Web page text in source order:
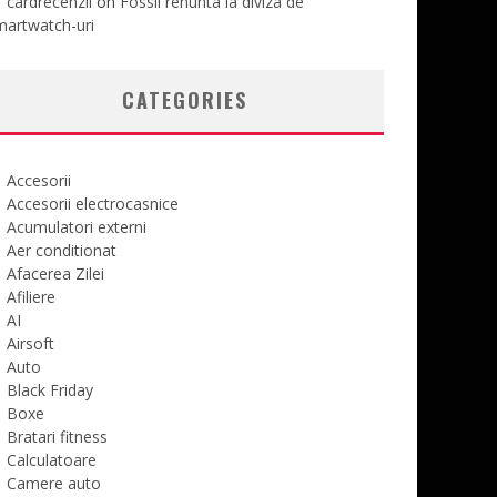
uri
CATEGORIES
Accesorii
Accesorii electrocasnice
Acumulatori externi
Aer conditionat
Afacerea Zilei
Afiliere
AI
Airsoft
Auto
Black Friday
Boxe
Bratari fitness
Calculatoare
Camere auto